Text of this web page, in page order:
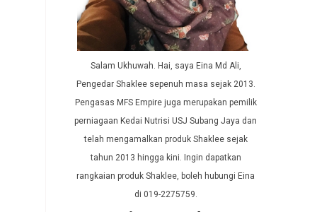
Salam Ukhuwah. Hai, saya Eina Md Ali,
Pengedar Shaklee sepenuh masa sejak 2013.
Pengasas MFS Empire juga merupakan pemilik
perniagaan Kedai Nutrisi USJ Subang Jaya dan
telah mengamalkan produk Shaklee sejak
tahun 2013 hingga kini. Ingin dapatkan
rangkaian produk Shaklee, boleh hubungi Eina
di 019-2275759.